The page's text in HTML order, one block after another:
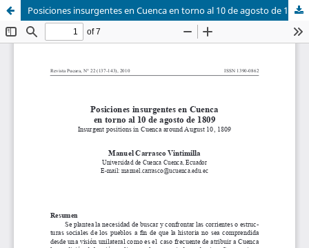
Posiciones insurgentes en Cuenca en torno al 10 de agosto de 1809